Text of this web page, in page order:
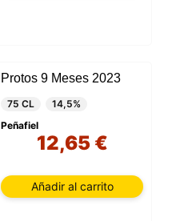
Protos 9 Meses 2023
75 CL
14,5%
Peñafiel
12,65 €
Añadir al carrito